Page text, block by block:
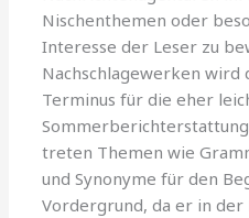
Nischenthemen oder
Interesse der Leser zu
Nachschlagewerken wird
Terminus für die eher
treten Themen wie
und Synonyme für den
Vordergrund, da er in